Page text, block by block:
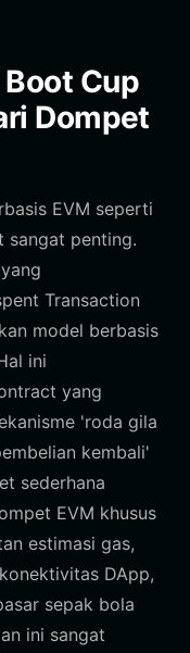
Cup
Dompet
EVM seperti
sangat penting.
Transaction
model berbasis
ini
yang
'roda gila
kembali'
sederhana
EVM khusus
estimasi gas,
DApp,
sepak bola
ini sangat